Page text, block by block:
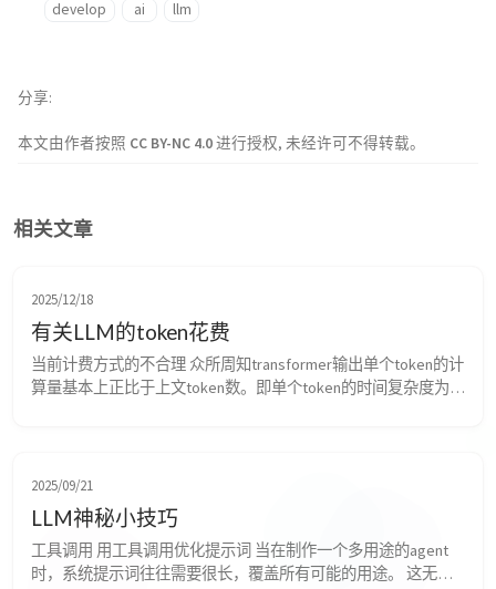
develop ai llm
本文由作者按照 CC BY-NC 4.0进行授权, 未经许可不得转载。
分享
相关文章
2025/12/18
有关LLM的token花费
当前计费方式的不合理 众所周知transformer输出单个token的计
算量基本上正比于上文token数。即单个token的时间复杂度为
2025/09/21
LLM神秘小技巧
工具调用 用工具调用优化提示词 当在制作一个多用途的agent
时，系统提示词往往需要很长，覆盖所有可能的用途。 这无疑